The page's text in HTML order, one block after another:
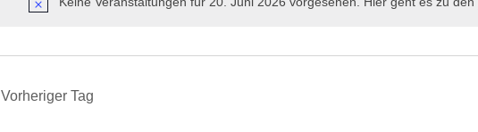
Hinweis
Vorheriger Tag